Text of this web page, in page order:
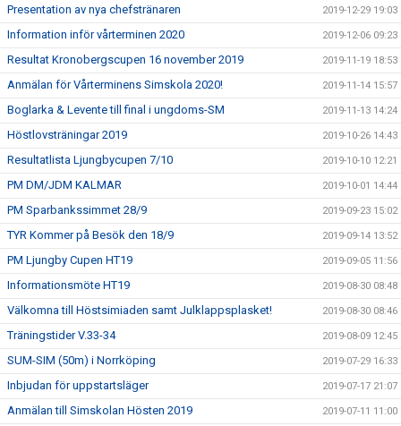
Presentation av nya chefstränaren 2019-12-29 19:03
Information inför vårterminen 2020 2019-12-06 09:23
Resultat Kronobergscupen 16 november 2019 2019-11-19 18:53
Anmälan för Vårterminens Simskola 2020! 2019-11-14 15:57
Boglarka & Levente till final i ungdoms-SM 2019-11-13 14:24
Höstlovsträningar 2019 2019-10-26 14:43
Resultatlista Ljungbycupen 7/10 2019-10-10 12:21
PM DM/JDM KALMAR 2019-10-01 14:44
PM Sparbankssimmet 28/9 2019-09-23 15:02
TYR Kommer på Besök den 18/9 2019-09-14 13:52
PM Ljungby Cupen HT19 2019-09-05 11:56
Informationsmöte HT19 2019-08-30 08:48
Välkomna till Höstsimiaden samt Julklappsplasket! 2019-08-30 08:46
Träningstider V.33-34 2019-08-09 12:45
SUM-SIM (50m) i Norrköping 2019-07-29 16:33
Inbjudan för uppstartsläger 2019-07-17 21:07
Anmälan till Simskolan Hösten 2019 2019-07-11 11:00